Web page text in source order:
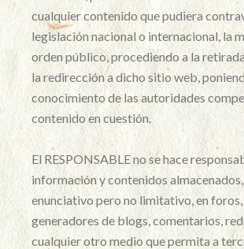
cualquier contenido que pudiera
legislación nacional o internacional, la
orden público, procediendo a la
la redirección a dicho sitio web,
conocimiento de las autoridades
contenido en cuestión.
El RESPONSABLE no se hace
información y contenidos
enunciativo pero no limitativo, en foros,
generadores de blogs, comentarios,
cualquier otro medio que permita a